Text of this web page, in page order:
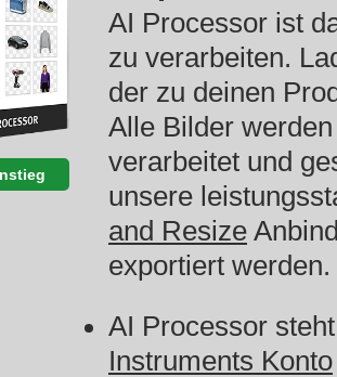
AI Processor ist
zu verarbeiten.
der zu deinen
Alle Bilder
verarbeitet und
unsere
and Resize
exportiert werden.
AI Processor
Instruments Konto